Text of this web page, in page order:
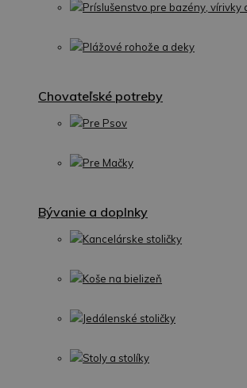
Príslušenstvo pre bazény, vírivky
Plážové rohože a deky
Chovateľské potreby
Pre Psov
Pre Mačky
Bývanie a doplnky
Kancelárske stoličky
Koše na bielizeň
Jedálenské stoličky
Stoly a stolíky